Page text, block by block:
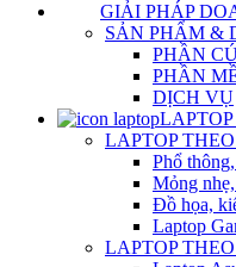
GIẢI PHÁP
SẢN PHẨM &
PHẦN
PHẦN
DỊCH VỤ
LAPTOP
Phổ
Mỏng
Đồ họa,
Laptop
LAPTOP